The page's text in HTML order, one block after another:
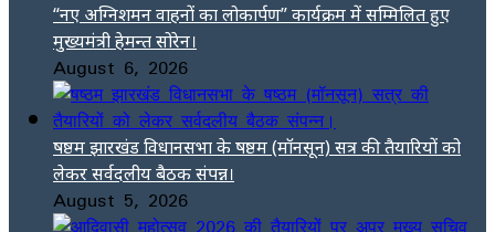
“नए अग्निशमन वाहनों का लोकार्पण” कार्यक्रम में सम्मिलित हुए
मुख्यमंत्री हेमन्त सोरेन।
August 6, 2026
षष्ठम झारखंड विधानसभा के षष्ठम (मॉनसून) सत्र की तैयारियों को
लेकर सर्वदलीय बैठक संपन्न।
August 5, 2026